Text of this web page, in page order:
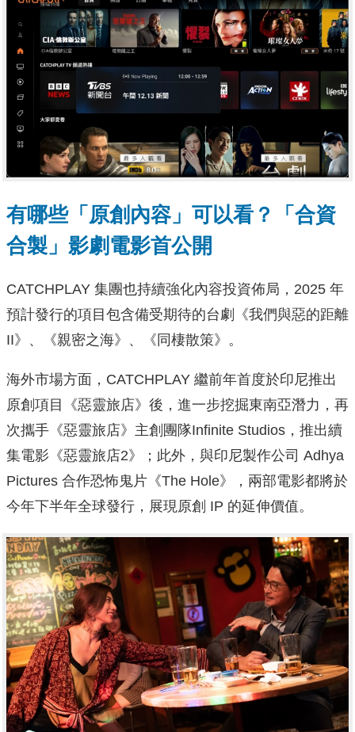
有哪些「原創內容」可以看？「合資
合製」影劇電影首公開
CATCHPLAY 集團也持續強化內容投資佈局，2025 年
預計發行的項目包含備受期待的台劇《我們與惡的距離
II》、《親密之海》、《同棲散策》。
海外市場方面，CATCHPLAY 繼前年首度於印尼推出
原創項目《惡靈旅店》後，進一步挖掘東南亞潛力，再
次攜手《惡靈旅店》主創團隊Infinite Studios，推出續
集電影《惡靈旅店2》；此外，與印尼製作公司 Adhya
Pictures 合作恐怖鬼片《The Hole》，兩部電影都將於
今年下半年全球發行，展現原創 IP 的延伸價值。